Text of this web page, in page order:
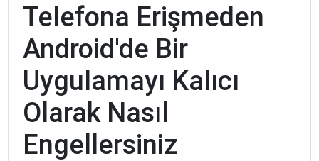
Telefona Erişmeden
Android'de Bir
Uygulamayı Kalıcı
Olarak Nasıl
Engellersiniz